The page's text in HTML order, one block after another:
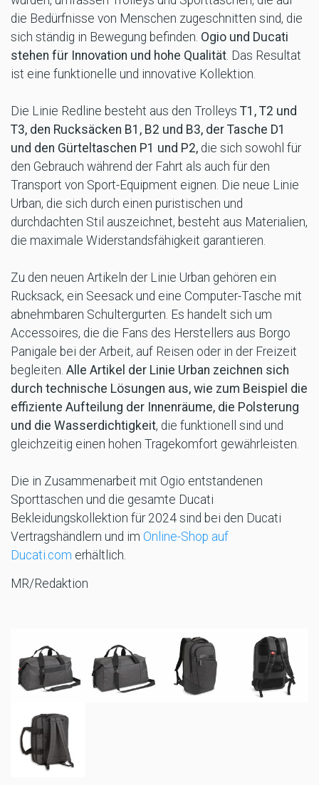
die Bedürfnisse von Menschen zugeschnitten sind, die
sich ständig in Bewegung befinden. Ogio und Ducati
stehen für Innovation und hohe Qualität. Das Resultat
ist eine funktionelle und innovative Kollektion.
Die Linie Redline besteht aus den Trolleys T1, T2 und
T3, den Rucksäcken B1, B2 und B3, der Tasche D1
und den Gürteltaschen P1 und P2, die sich sowohl für
den Gebrauch während der Fahrt als auch für den
Transport von Sport-Equipment eignen. Die neue Linie
Urban, die sich durch einen puristischen und
durchdachten Stil auszeichnet, besteht aus Materialien,
die maximale Widerstandsfähigkeit garantieren.
Zu den neuen Artikeln der Linie Urban gehören ein
Rucksack, ein Seesack und eine Computer-Tasche mit
abnehmbaren Schultergurten. Es handelt sich um
Accessoires, die die Fans des Herstellers aus Borgo
Panigale bei der Arbeit, auf Reisen oder in der Freizeit
begleiten. Alle Artikel der Linie Urban zeichnen sich
durch technische Lösungen aus, wie zum Beispiel die
effiziente Aufteilung der Innenräume, die Polsterung
und die Wasserdichtigkeit, die funktionell sind und
gleichzeitig einen hohen Tragekomfort gewährleisten.
Die in Zusammenarbeit mit Ogio entstandenen
Sporttaschen und die gesamte Ducati
Bekleidungskollektion für 2024 sind bei den Ducati
Vertragshändlern und im Online-Shop auf
Ducati.com erhältlich.
MR/Redaktion